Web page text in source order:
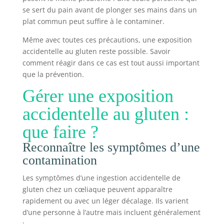
se sert du pain avant de plonger ses mains dans un
plat commun peut suffire à le contaminer.
Même avec toutes ces précautions, une exposition
accidentelle au gluten reste possible. Savoir
comment réagir dans ce cas est tout aussi important
que la prévention.
Gérer une exposition
accidentelle au gluten :
que faire ?
Reconnaître les symptômes d’une
contamination
Les symptômes d’une ingestion accidentelle de
gluten chez un cœliaque peuvent apparaître
rapidement ou avec un léger décalage. Ils varient
d’une personne à l’autre mais incluent généralement